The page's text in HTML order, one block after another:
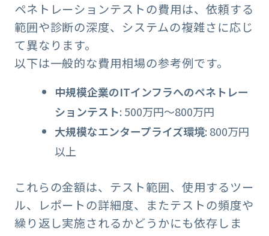
ペネトレーションテストの費用は、依頼する
範囲や診断の深度、システムの複雑さに応じ
て異なります。
以下は一般的な費用相場の参考例です。
中規模企業のITインフラへのペネトレー
ションテスト: 500万円～800万円
大規模なエンタープライズ環境: 800万円
以上
これらの金額は、テスト範囲、使用するツー
ル、レポートの詳細度、またテストの頻度や
繰り返し実施されるかどうかにも依存しま